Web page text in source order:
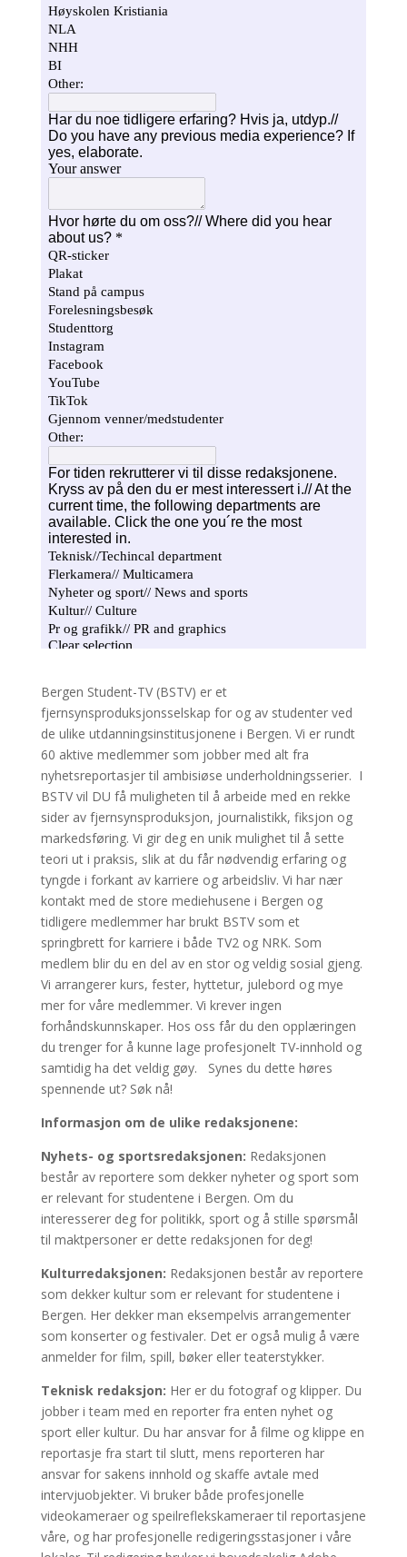
Bergen Student-TV (BSTV) er et
fjernsynsproduksjonsselskap for og av studenter ved
de ulike utdanningsinstitusjonene i Bergen. Vi er rundt
60 aktive medlemmer som jobber med alt fra
nyhetsreportasjer til ambisiøse underholdningsserier. I
BSTV vil DU få muligheten til å arbeide med en rekke
sider av fjernsynsproduksjon, journalistikk, fiksjon og
markedsføring. Vi gir deg en unik mulighet til å sette
teori ut i praksis, slik at du får nødvendig erfaring og
tyngde i forkant av karriere og arbeidsliv. Vi har nær
kontakt med de store mediehusene i Bergen og
tidligere medlemmer har brukt BSTV som et
springbrett for karriere i både TV2 og NRK. Som
medlem blir du en del av en stor og veldig sosial gjeng.
Vi arrangerer kurs, fester, hyttetur, julebord og mye
mer for våre medlemmer. Vi krever ingen
forhåndskunnskaper. Hos oss får du den opplæringen
du trenger for å kunne lage profesjonelt TV-innhold og
samtidig ha det veldig gøy. Synes du dette høres
spennende ut? Søk nå!
Informasjon om de ulike redaksjonene:
Nyhets- og sportsredaksjonen: Redaksjonen
består av reportere som dekker nyheter og sport som
er relevant for studentene i Bergen. Om du
interesserer deg for politikk, sport og å stille spørsmål
til maktpersoner er dette redaksjonen for deg!
Kulturredaksjonen: Redaksjonen består av reportere
som dekker kultur som er relevant for studentene i
Bergen. Her dekker man eksempelvis arrangementer
som konserter og festivaler. Det er også mulig å være
anmelder for film, spill, bøker eller teaterstykker.
Teknisk redaksjon: Her er du fotograf og klipper. Du
jobber i team med en reporter fra enten nyhet og
sport eller kultur. Du har ansvar for å filme og klippe en
reportasje fra start til slutt, mens reporteren har
ansvar for sakens innhold og skaffe avtale med
intervjuobjekter. Vi bruker både profesjonelle
videokameraer og speilreflekskameraer til reportasjene
våre, og har profesjonelle redigeringsstasjoner i våre